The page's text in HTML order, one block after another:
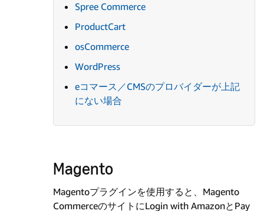
Spree Commerce
ProductCart
osCommerce
WordPress
eコマース／CMSのプロバイダーが上記
にない場合
Magento
Magentoプラグインを使用すると、Magento
CommerceのサイトにLogin with AmazonとPay